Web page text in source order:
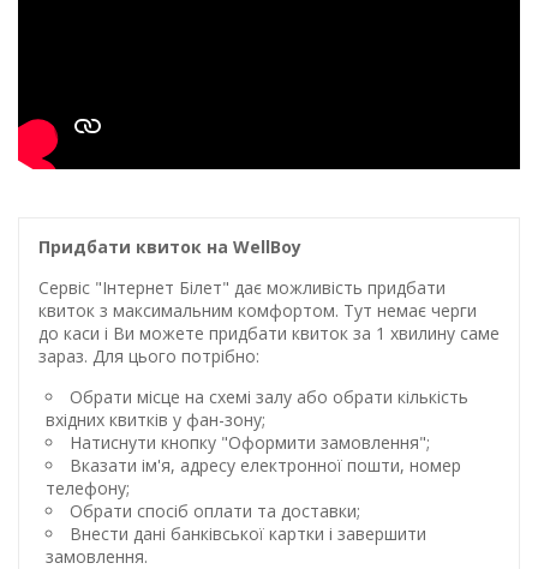
Придбати квиток на WellBoy
Сервіс "Інтернет Білет" дає можливість придбати
квиток з максимальним комфортом. Тут немає черги
до каси і Ви можете придбати квиток за 1 хвилину саме
зараз. Для цього потрібно:
Обрати місце на схемі залу або обрати кількість
вхідних квитків у фан-зону;
Натиснути кнопку "Оформити замовлення";
Вказати ім'я, адресу електронної пошти, номер
телефону;
Обрати спосіб оплати та доставки;
Внести дані банківської картки і завершити
замовлення.